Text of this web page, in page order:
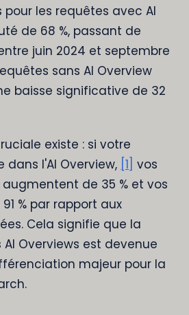
pour les requêtes avec AI
de 68 %, passant de
entre juin 2024 et septembre
sans AI Overview
baisse significative de 32
existe : si votre
l'AI Overview, [1] vos
de 35 % et vos
% par rapport aux
Cela signifie que la
Overviews est devenue
majeur pour la